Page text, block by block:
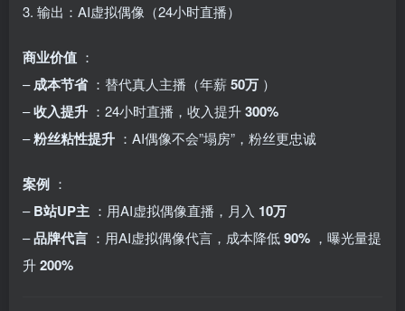
3. 输出：AI虚拟偶像（24小时直播）
商业价值 ：
–成本节省 ：替代真人主播（年薪50万 ）
–收入提升 ：24小时直播，收入提升300%
–粉丝粘性提升 ：AI偶像不会”塌房”，粉丝更忠诚
案例 ：
–B站UP主 ：用AI虚拟偶像直播，月入 10万
–品牌代言 ：用AI虚拟偶像代言，成本降低90% ，曝光量提
升200%